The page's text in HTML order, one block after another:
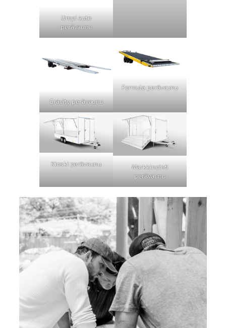
Umpi auto
perävaunu
Gravity perävaunu
Formula perävaunu
Kioski perävaunu
Markkinointi
perävaunu